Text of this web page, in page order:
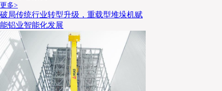
满足定制化存储需求
另一大原因在于，丰田叉车在了解了新柳伍食品
后，为其提供了定制化的解决方案。据潘奕泽介绍，
该物流中心内部净高达到7m。针对客户提升冷库存储
的需求，丰田配合货架高度，提案了高门架车型，5米
的提升。
更多>
破局传统行业转型升级，重载型堆垛机赋
能铝业智能化发展